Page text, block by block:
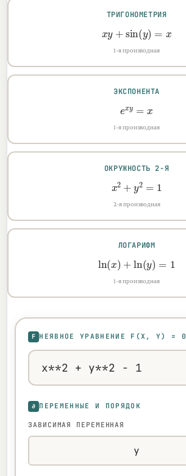
ТРИГОНОМЕТРИЯ
sin y) =
1-я производная
ЭКСПОНЕНТА
exy
1-я производная
ОКРУЖНОСТЬ 2-Я
2 =
2-я производная
ЛОГАРИФМ
ln ( ) ln( ) =1
1-я производная
F НЕЯВНОЕ УРАВНЕНИЕ F(X, Y) = 0
∂ ПЕРЕМЕННЫЕ И ПОРЯДОК
ЗАВИСИМАЯ ПЕРЕМЕННАЯ